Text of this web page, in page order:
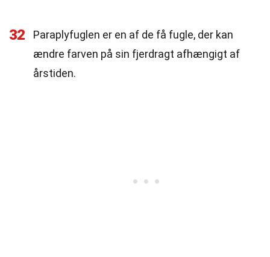
32
Paraplyfuglen er en af de få fugle, der kan
ændre farven på sin fjerdragt afhængigt af
årstiden.